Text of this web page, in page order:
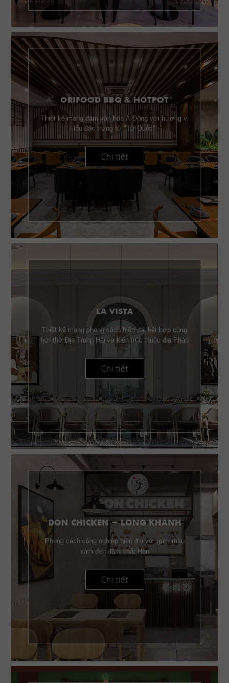
ORIFOOD BBQ & HOTPOT
Thiết kế mang đậm văn hóa Á Đông với hương vị
lẩu đặc trưng từ "Tứ Quốc"
Chi tiết
LA VISTA
Thiết kế mang phong cách hiện đại kết hợp cùng
hơi thở Địa Trung Hải và kiến trúc thuộc địa Pháp
Chi tiết
DON CHICKEN - LONG KHÁNH
Phong cách công nghiệp hiện đại với gam màu
xám đen đậm chất Hàn
Chi tiết